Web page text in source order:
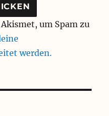
um Spam zu
werden.